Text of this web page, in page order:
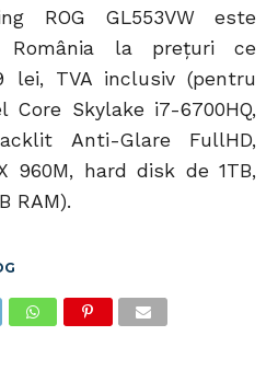
ROG GL553VW este
România la prețuri ce
lei, TVA inclusiv (pentru
Skylake i7-6700HQ,
Anti-Glare FullHD,
960M, hard disk de 1TB,
RAM).